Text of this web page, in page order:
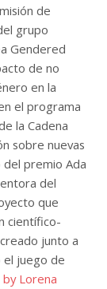
de
grupo
Gendered
de no
en la
el programa
la Cadena
sobre nuevas
del premio Ada
del
que
científico-
junto a
el juego de
Lorena